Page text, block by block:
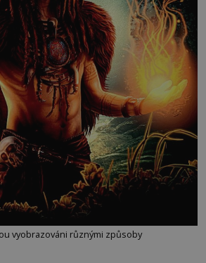
vyobrazováni různými způsoby